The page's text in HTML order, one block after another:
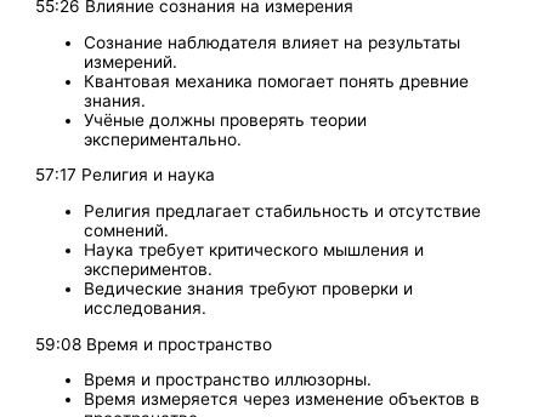
55:26 Влияние сознания на измерения
Сознание наблюдателя влияет на результаты
измерений.
Квантовая механика помогает понять древние
знания.
Учёные должны проверять теории
экспериментально.
57:17 Религия и наука
Религия предлагает стабильность и отсутствие
сомнений.
Наука требует критического мышления и
экспериментов.
Ведические знания требуют проверки и
исследования.
59:08 Время и пространство
Время и пространство иллюзорны.
Время измеряется через изменение объектов в